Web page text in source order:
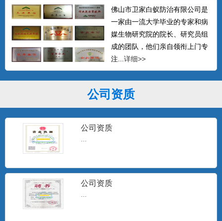
佛山市卫家白蚁防治有限公司是
一家由一流大学毕业的专家和病
媒生物研究院的院长、研究员组
成的团队，他们亲自领衔上门专
注... 详细>>
公司资质
公司资质
公司资质